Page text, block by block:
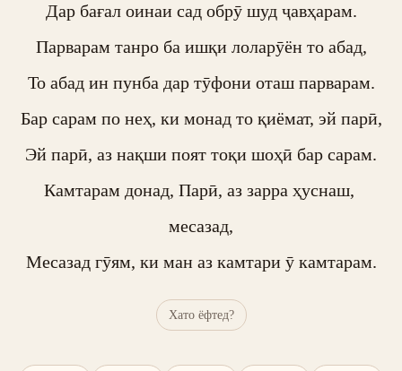
Дар бағал оинаи сад обрӯ шуд ҷавҳарам.
Парварам танро ба ишқи лоларӯён то абад,
То абад ин пунба дар тӯфони оташ парварам.
Бар сарам по неҳ, ки монад то қиёмат, эй парӣ,
Эй парӣ, аз нақши поят тоқи шоҳӣ бар сарам.
Камтарам донад, Парӣ, аз зарра ҳуснаш,
месазад,
Месазад гӯям, ки ман аз камтари ӯ камтарам.
Хато ёфтед?